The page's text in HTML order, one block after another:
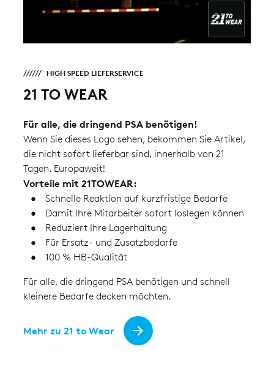
HIGH SPEED LIEFERSERVICE
21 TO WEAR
Für alle, die dringend PSA benötigen!
Wenn Sie dieses Logo sehen, bekommen Sie Artikel,
die nicht sofort lieferbar sind, innerhalb von 21
Tagen. Europaweit!
Vorteile mit 21TOWEAR:
Schnelle Reaktion auf kurzfristige Bedarfe
Damit Ihre Mitarbeiter sofort loslegen können
Reduziert Ihre Lagerhaltung
Für Ersatz- und Zusatzbedarfe
100 % HB-Qualität
Für alle, die dringend PSA benötigen und schnell
kleinere Bedarfe decken möchten.
Mehr zu 21 to Wear